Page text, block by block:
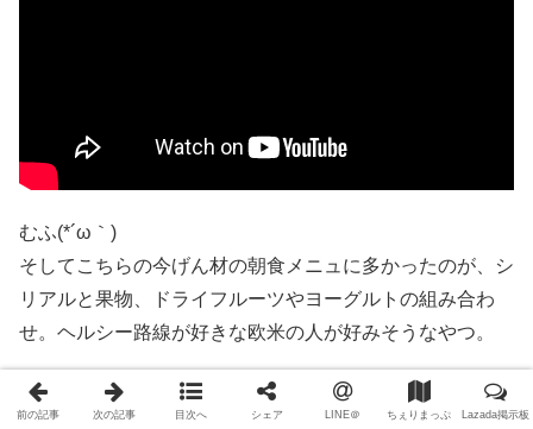
むふ(*´ω｀)
そしてこちらの今げん材の朝食メニュに多かったのが、シ
リアルと果物、ドライフルーツやヨーグルトの組み合わ
せ。ヘルシー路線が好きな欧米の人が好みそうなやつ。
あまり興味がなかったのだけど、試しに一つ頼んでみた
前の記事 次の記事 目次へ シェア LINE＠ ちぇりまっぷ Lazada掲示板